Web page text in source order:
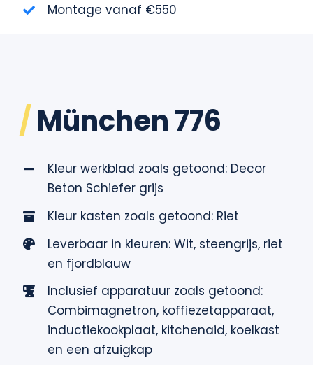
Montage vanaf €550
/München 776
Kleur werkblad zoals getoond: Decor
Beton Schiefer grijs
Kleur kasten zoals getoond: Riet
Leverbaar in kleuren: Wit, steengrijs, riet
en fjordblauw
Inclusief apparatuur zoals getoond:
Combimagnetron, koffiezetapparaat,
inductiekookplaat, kitchenaid, koelkast
en een afzuigkap